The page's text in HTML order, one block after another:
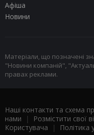
Афіша
Новини
Матеріали, що позначені
"Новини компаній",
правах реклами.
Наші контакти та схема
нами | Розмістити свої
Користувача |
Політика